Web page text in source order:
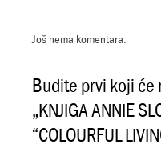
Još nema komentara.
Budite prvi koji će
„KNJIGA ANNIE
“COLOURFUL